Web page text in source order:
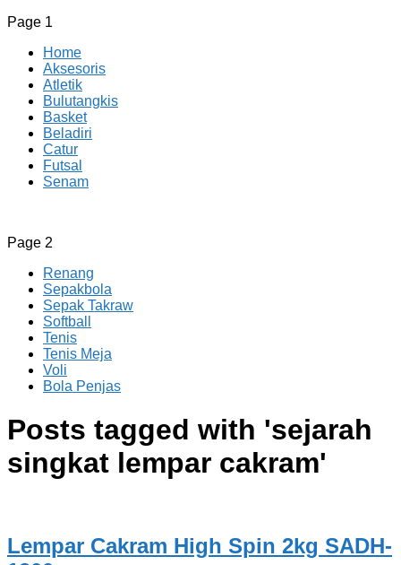
Page 1
Home
Aksesoris
Atletik
Bulutangkis
Basket
Beladiri
Catur
Futsal
Senam
CV JAYA BERSAMA Co Id
Menyediakan Semua Perlengkapan Olahraga Yang
Page 2
Renang
Sepakbola
Sepak Takraw
Softball
Tenis
Tenis Meja
Voli
Bola Penjas
Posts tagged with 'sejarah
singkat lempar cakram'
Lempar Cakram High Spin 2kg SADH-